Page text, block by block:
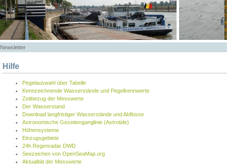
Newsletter
Hilfe
Pegelauswahl über Tabelle
Kennzeichnende Wasserstände und Pegelkennwerte
Zeitbezug der Messwerte
Der Wasserstand
Download langfristiger Wasserstände und Abflüsse
Astronomische Gezeitenganglinie (Astrotide)
Höhensysteme
Einzugsgebiete
24h Regenradar DWD
Seezeichen von OpenSeaMap.org
Aktualität der Messwerte